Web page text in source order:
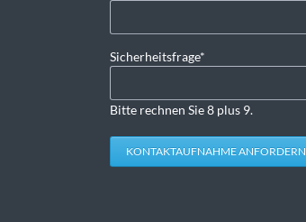
Pflichtfeld
Sicherheitsfrage*
Bitte rechnen Sie 8 plus 9.
KONTAKTAUFNAHME ANFORDERN